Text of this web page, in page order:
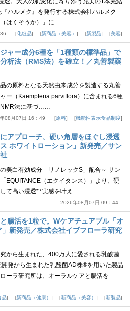
ハルメク』を発行する株式会社ハルメク
（はくそうか）」に……
化粧品 新商品（美容） 新製品 美容
ャー成分6種を「1種類の標準品」で
析法（RMS法）を確立！／丸善製薬
の原料となる天然由来成分を製造する丸善
ー（Kaempferia parviflora）に含まれる6種
NMR法に基づ……
08月07日 16：49 原料 機能性表示食品制度
アプローチ、硬い角層をほぐし浸透
ス ホワイトローション」新発売／サン
美白有効成分「リノレックS」配合～ サン
EQUITANCE（エクイタンス）」より、硬
て高い浸透*³ 実感を叶え……
2026年08月07日 09：44
腸活を1粒で。Wケアチュアブル「オ
」新発売／株式会社イブフローラ研究
から生まれた、400万人に愛される乳酸菌
発から生まれた乳酸菌AD株®を用いた製品
ーラ研究所は、オーラルケアと腸活を
品 新商品（健康） 新商品（美容） 新製品